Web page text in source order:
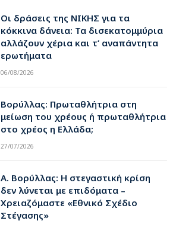
Οι δράσεις της ΝΙΚΗΣ για τα
κόκκινα δάνεια: Τα δισεκατομμύρια
αλλάζουν χέρια και τ’ αναπάντητα
ερωτήματα
06/08/2026
Βορύλλας: Πρωταθλήτρια στη
μείωση του χρέους ή πρωταθλήτρια
στο χρέος η Ελλάδα;
27/07/2026
Α. Βορύλλας: Η στεγαστική κρίση
δεν λύνεται με επιδόματα –
Χρειαζόμαστε «Εθνικό Σχέδιο
Στέγασης»